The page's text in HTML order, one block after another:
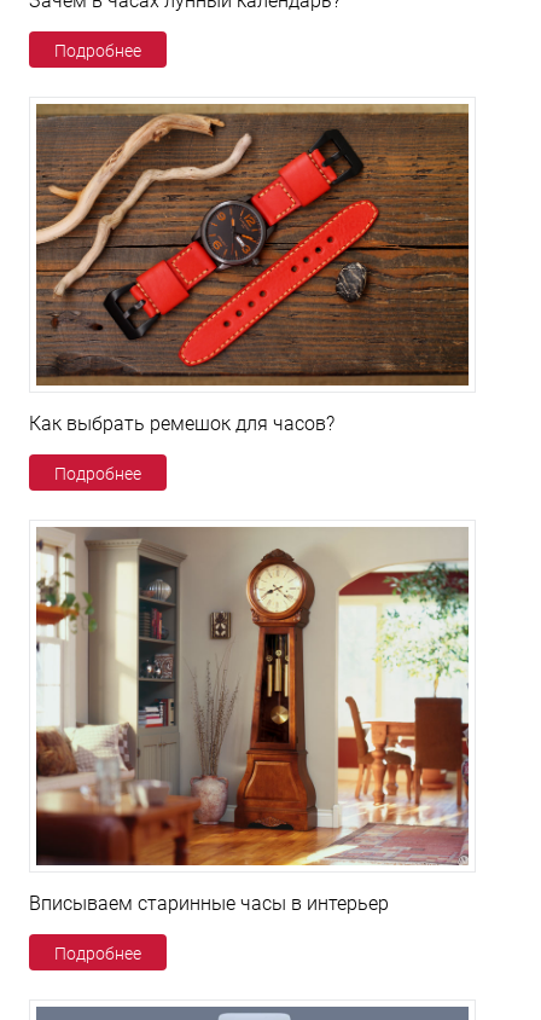
Подробнее
Как выбрать ремешок для часов?
Подробнее
Вписываем старинные часы в интерьер
Подробнее